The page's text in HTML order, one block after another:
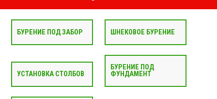
БУРЕНИЕ ПОД ЗАБОР ШНЕКОВОЕ БУРЕНИЕ
УСТАНОВКА СТОЛБОВ
БУРЕНИЕ ПОД
ФУНДАМЕНТ